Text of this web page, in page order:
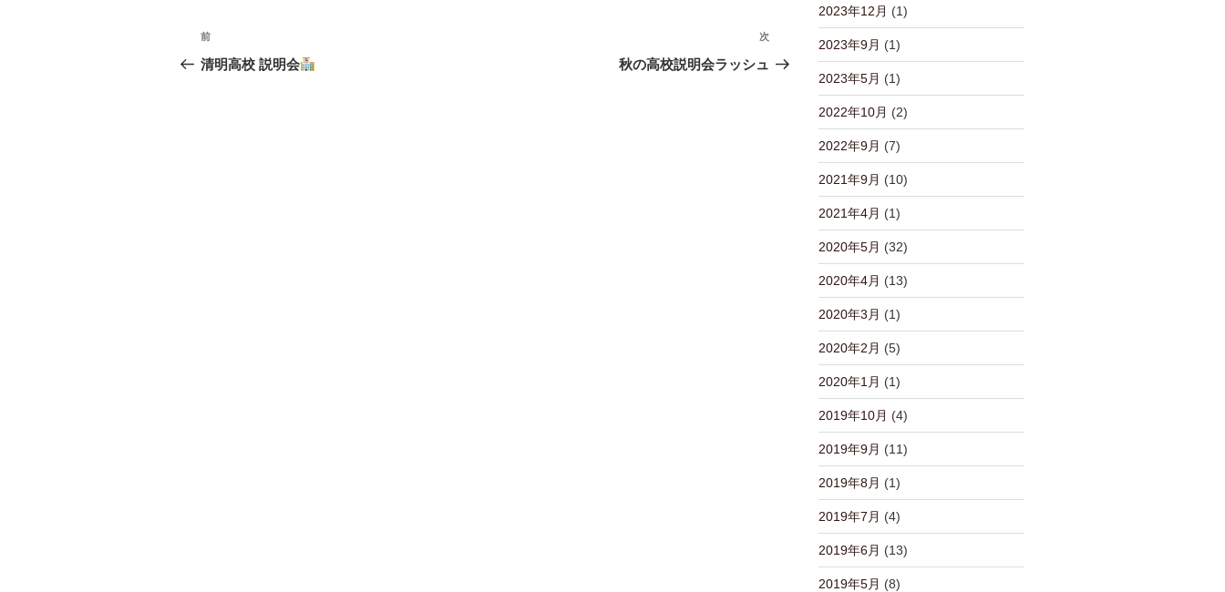
稿
前
の
前
清明高校 説明会
次
の
次
秋の高校説明会ラッシュ
2023年12月 (1)
2023年9月 (1)
2023年5月 (1)
2022年10月 (2)
2022年9月 (7)
2021年9月 (10)
2021年4月 (1)
2020年5月 (32)
2020年4月 (13)
2020年3月 (1)
2020年2月 (5)
2020年1月 (1)
2019年10月 (4)
2019年9月 (11)
2019年8月 (1)
2019年7月 (4)
2019年6月 (13)
2019年5月 (8)